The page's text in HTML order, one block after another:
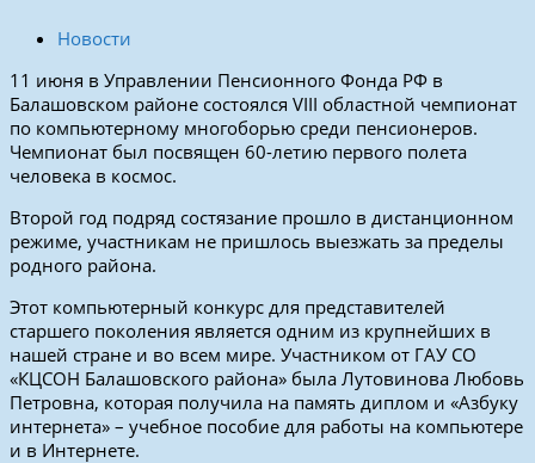
Новости
11 июня в Управлении Пенсионного Фонда РФ в
Балашовском районе состоялся VIII областной чемпионат
по компьютерному многоборью среди пенсионеров.
Чемпионат был посвящен 60-летию первого полета
человека в космос.
Второй год подряд состязание прошло в дистанционном
режиме, участникам не пришлось выезжать за пределы
родного района.
Этот компьютерный конкурс для представителей
старшего поколения является одним из крупнейших в
нашей стране и во всем мире. Участником от ГАУ СО
«КЦСОН Балашовского района» была Лутовинова Любовь
Петровна, которая получила на память диплом и «Азбуку
интернета» – учебное пособие для работы на компьютере
и в Интернете.